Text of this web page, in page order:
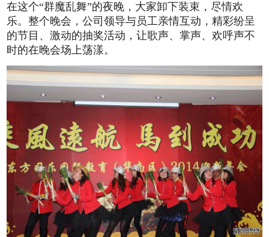
在这个“群魔乱舞”的夜晚，大家卸下装束，尽情欢
乐。整个晚会，公司领导与员工亲情互动，精彩纷呈
的节目、激动的抽奖活动，让歌声、掌声、欢呼声不
时的在晚会场上荡漾。